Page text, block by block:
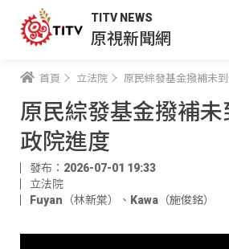
TITV NEWS
原視新聞網
首頁 立法院 原民綜發基金撥補未
原民綜發基金撥補未
政院進度
發布：2026-07-01 19:33
立法院
Fuyan（林新棠）
、 Kawa（施俊銘）